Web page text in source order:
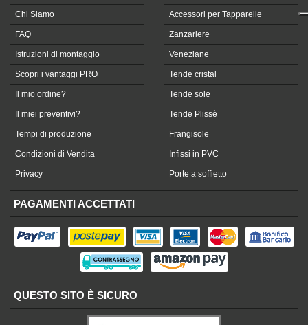
Chi Siamo
FAQ
Istruzioni di montaggio
Scopri i vantaggi PRO
Il mio ordine?
Il miei preventivi?
Tempi di produzione
Condizioni di Vendita
Privacy
Accessori per Tapparelle
Zanzariere
Veneziane
Tende cristal
Tende sole
Tende Plissè
Frangisole
Infissi in PVC
Porte a soffietto
PAGAMENTI ACCETTATI
QUESTO SITO È SICURO